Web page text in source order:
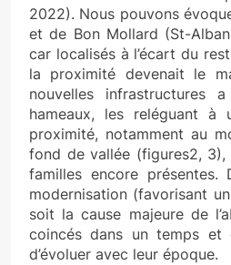
2022). Nous pouvons
et de Bon Mollard (St-
car localisés à l’écart du
la proximité devenait le
nouvelles infrastructures
hameaux, les reléguant à
proximité, notamment au
fond de vallée (figures2,
familles encore
modernisation (favorisant
soit la cause majeure de
coincés dans un temps et
d’évoluer avec leur époque.